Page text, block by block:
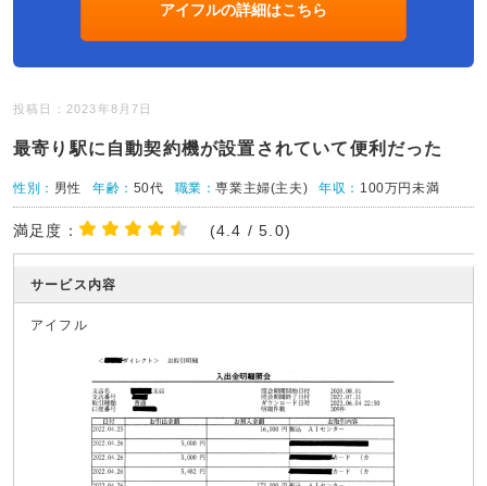
アイフルの詳細はこちら
投稿日：2023年8月7日
最寄り駅に自動契約機が設置されていて便利だった
性別： 男性 年齢： 50代 職業：専業主婦(主夫) 年収： 100万円未満
満足度： (4.4 / 5.0)
サービス内容
アイフル